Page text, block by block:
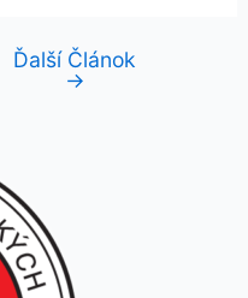
Ďalší Článok
→